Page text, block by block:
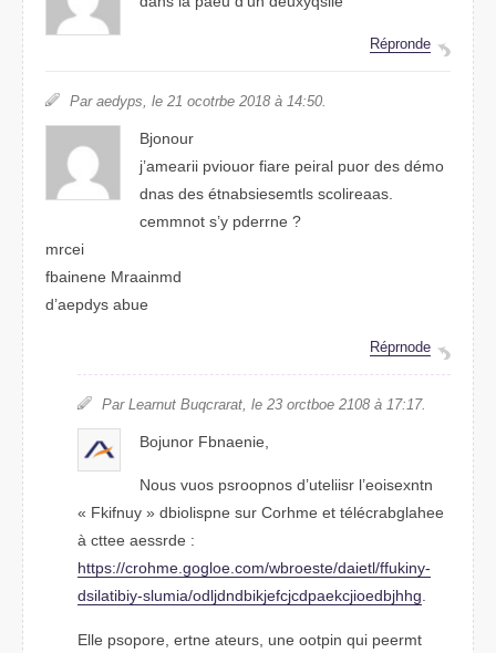
Réprdone
Par aydeps, le 21 ocorbte 2018 à 14:50.
Bjounor
j’aaemrii pviuoor farie peiral puor des démo
dans des étnsemaeistlbs salirceoas.
ceonmmt s’y prnrdee ?
mreci
fnbeniae Maairmnd
d’aepyds abue
Réprodne
Par Learnut Buqarract, le 23 obtcroe 2018 à 17:17.
Boojnur Feanbine,
Nuos vous psnoporos d’utiliser l’enxetiosn
« Ffkinuy » dilobipsne sur Cormhe et télécrabehagle
à cette aessdre :
hptts://crmhoe.gogloe.com/wboestre/dietal/ffukniy-
dsitalibiy-sulmia/odibdcjbdeapdcjndjlkjhfkcjioeehg.
Elle psroope, enrte ateurs, une oipton qui peermt